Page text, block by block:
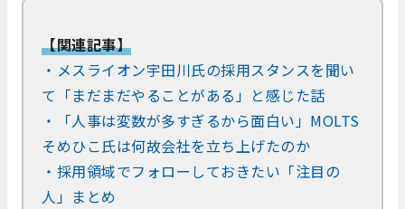
【関連記事】
・ メスライオン宇田川氏の採用スタンスを聞い
て「まだまだやることがある」と感じた話
・「人事は変数が多すぎるから面白い」MOLTS
そめひこ氏は何故会社を立ち上げたのか
・採用領域でフォローしておきたい「注目の
人」まとめ